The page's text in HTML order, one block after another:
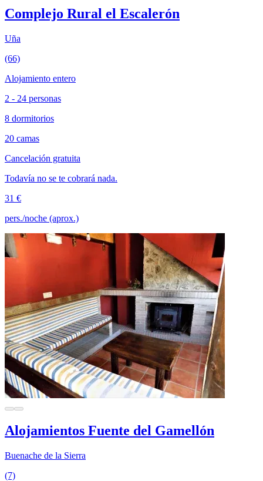
Complejo Rural el Escalerón
Uña
(66)
Alojamiento entero
2 - 24 personas
8 dormitorios
20 camas
Cancelación gratuita
Todavía no se te cobrará nada.
31 €
pers./noche (aprox.)
Alojamientos Fuente del Gamellón
Buenache de la Sierra
(7)